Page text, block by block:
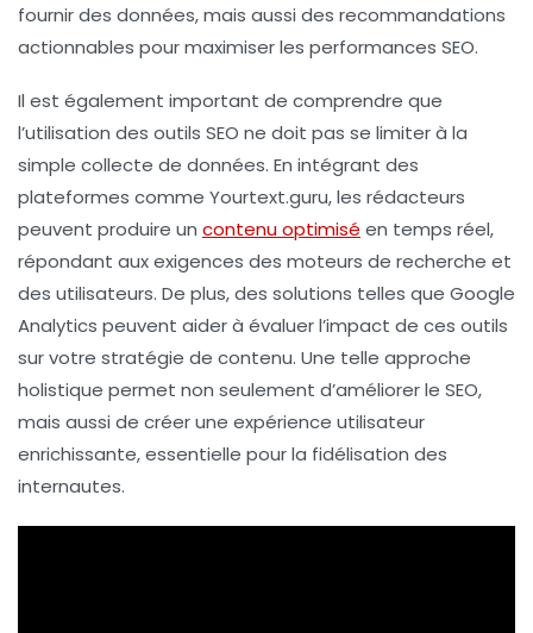
fournir des données, mais aussi des recommandations
actionnables pour maximiser les performances SEO.
Il est également important de comprendre que
l’utilisation des outils SEO ne doit pas se limiter à la
simple collecte de données. En intégrant des
plateformes comme Yourtext.guru, les rédacteurs
peuvent produire un contenu optimisé en temps réel,
répondant aux exigences des moteurs de recherche et
des utilisateurs. De plus, des solutions telles que Google
Analytics peuvent aider à évaluer l’impact de ces outils
sur votre stratégie de contenu. Une telle approche
holistique permet non seulement d’améliorer le SEO,
mais aussi de créer une expérience utilisateur
enrichissante, essentielle pour la fidélisation des
internautes.